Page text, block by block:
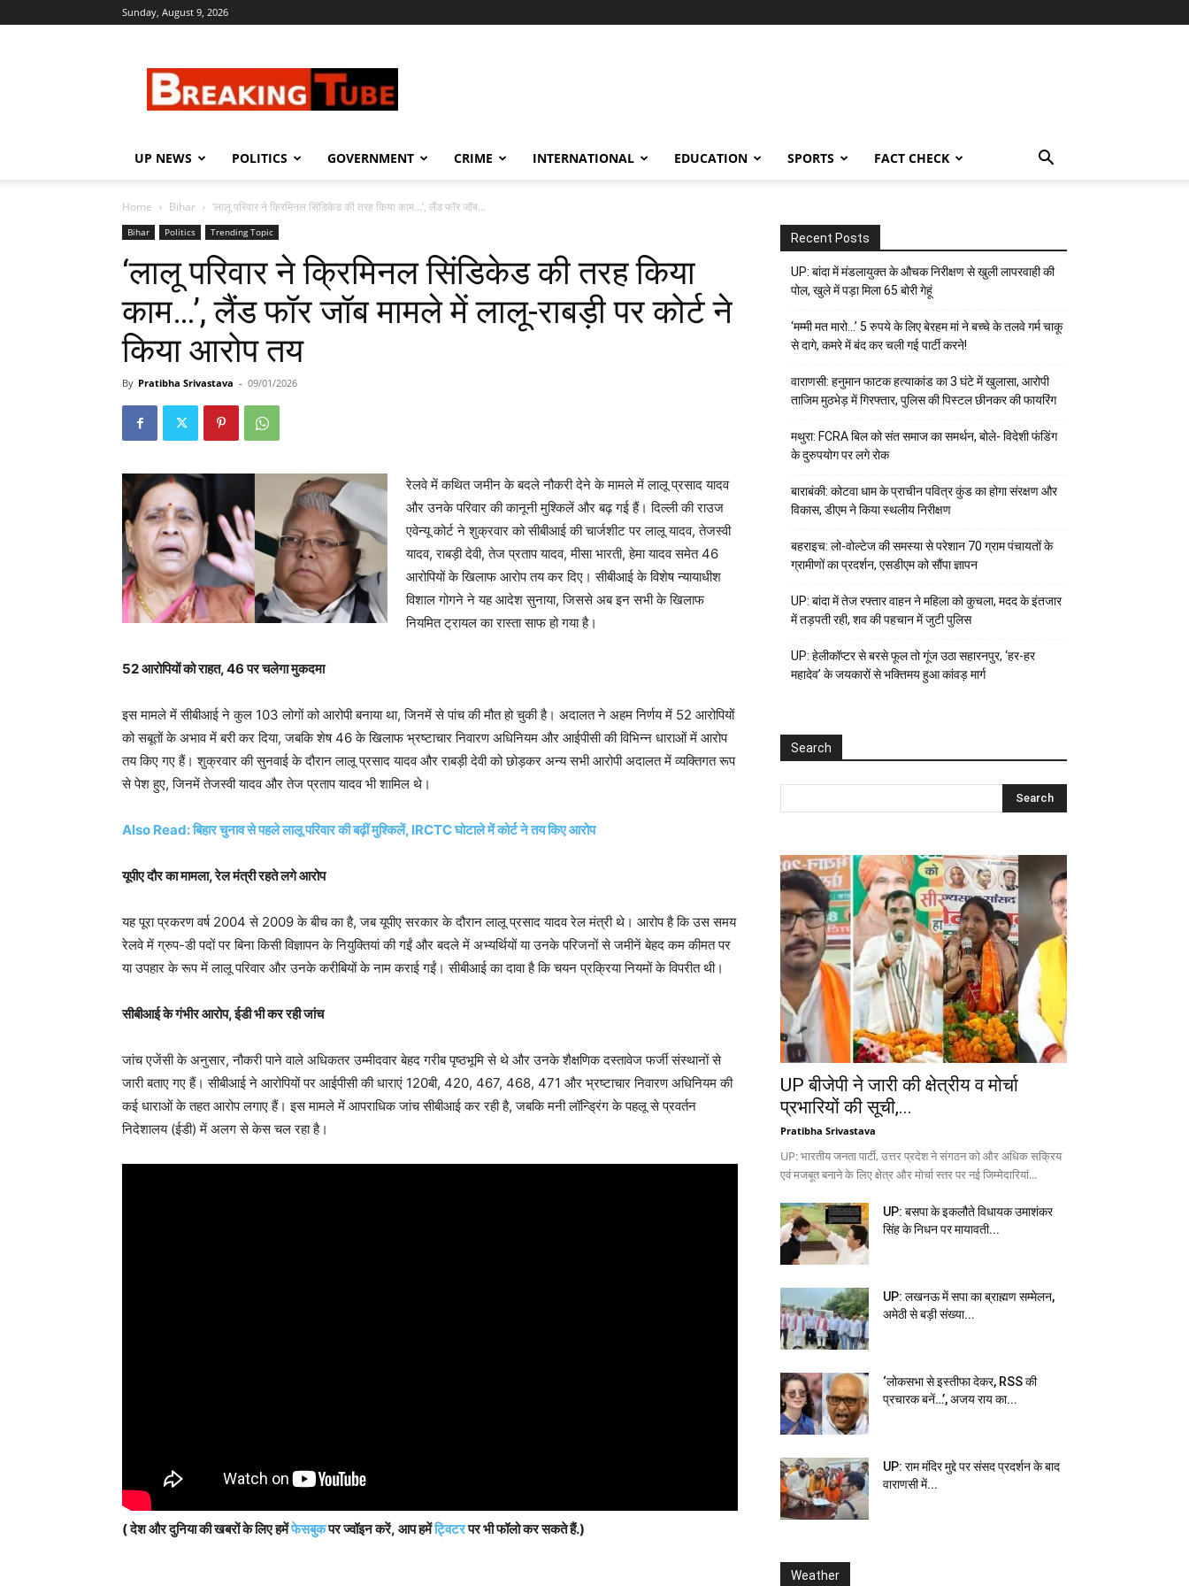
Sunday, August 9, 2026
UP NEWS POLITICS GOVERNMENT CRIME INTERNATIONAL EDUCATION SPORTS FACT CHECK
Home Bihar ‘लालू परिवार ने क्रिमिनल सिंडिकेड की तरह किया काम…’, लैंड फॉर जॉब...
Bihar Politics Trending Topic
‘लालू परिवार ने क्रिमिनल सिंडिकेड की तरह किया
काम…’, लैंड फॉर जॉब मामले में लालू-राबड़ी पर कोर्ट ने
किया आरोप तय
By Pratibha Srivastava - 09/01/2026
रेलवे में कथित जमीन के बदले नौकरी देने के मामले में लालू प्रसाद यादव
और उनके परिवार की कानूनी मुश्किलें और बढ़ गई हैं। दिल्ली की राउज
एवेन्यू कोर्ट ने शुक्रवार को सीबीआई की चार्जशीट पर लालू यादव, तेजस्वी
यादव, राबड़ी देवी, तेज प्रताप यादव, मीसा भारती, हेमा यादव समेत 46
आरोपियों के खिलाफ आरोप तय कर दिए। सीबीआई के विशेष न्यायाधीश
विशाल गोगने ने यह आदेश सुनाया, जिससे अब इन सभी के खिलाफ
नियमित ट्रायल का रास्ता साफ हो गया है।
52 आरोपियों को राहत, 46 पर चलेगा मुकदमा
इस मामले में सीबीआई ने कुल 103 लोगों को आरोपी बनाया था, जिनमें से पांच की मौत हो चुकी है। अदालत ने अहम निर्णय में 52 आरोपियों
को सबूतों के अभाव में बरी कर दिया, जबकि शेष 46 के खिलाफ भ्रष्टाचार निवारण अधिनियम और आईपीसी की विभिन्न धाराओं में आरोप
तय किए गए हैं। शुक्रवार की सुनवाई के दौरान लालू प्रसाद यादव और राबड़ी देवी को छोड़कर अन्य सभी आरोपी अदालत में व्यक्तिगत रूप
से पेश हुए, जिनमें तेजस्वी यादव और तेज प्रताप यादव भी शामिल थे।
Also Read: बिहार चुनाव से पहले लालू परिवार की बढ़ीं मुश्किलें, IRCTC घोटाले में कोर्ट ने तय किए आरोप
यूपीए दौर का मामला, रेल मंत्री रहते लगे आरोप
यह पूरा प्रकरण वर्ष 2004 से 2009 के बीच का है, जब यूपीए सरकार के दौरान लालू प्रसाद यादव रेल मंत्री थे। आरोप है कि उस समय
रेलवे में ग्रुप-डी पदों पर बिना किसी विज्ञापन के नियुक्तियां की गईं और बदले में अभ्यर्थियों या उनके परिजनों से जमीनें बेहद कम कीमत पर
या उपहार के रूप में लालू परिवार और उनके करीबियों के नाम कराई गईं। सीबीआई का दावा है कि चयन प्रक्रिया नियमों के विपरीत थी।
सीबीआई के गंभीर आरोप, ईडी भी कर रही जांच
जांच एजेंसी के अनुसार, नौकरी पाने वाले अधिकतर उम्मीदवार बेहद गरीब पृष्ठभूमि से थे और उनके शैक्षणिक दस्तावेज फर्जी संस्थानों से
जारी बताए गए हैं। सीबीआई ने आरोपियों पर आईपीसी की धाराएं 120बी, 420, 467, 468, 471 और भ्रष्टाचार निवारण अधिनियम की
कई धाराओं के तहत आरोप लगाए हैं। इस मामले में आपराधिक जांच सीबीआई कर रही है, जबकि मनी लॉन्ड्रिंग के पहलू से प्रवर्तन
निदेशालय (ईडी) में अलग से केस चल रहा है।
( देश और दुनिया की खबरों के लिए हमेंफेसबुकपर ज्वॉइन करें, आप हमेंट्विटरपर भी फॉलो कर सकते हैं.)
Recent Posts
UP: बांदा में मंडलायुक्त के औचक निरीक्षण से खुली लापरवाही की
पोल, खुले में पड़ा मिला 65 बोरी गेहूं
‘मम्मी मत मारो…’ 5 रुपये के लिए बेरहम मां ने बच्चे के तलवे गर्म चाकू
से दागे, कमरे में बंद कर चली गई पार्टी करने!
वाराणसी: हनुमान फाटक हत्याकांड का 3 घंटे में खुलासा, आरोपी
ताजिम मुठभेड़ में गिरफ्तार, पुलिस की पिस्टल छीनकर की फायरिंग
मथुरा: FCRA बिल को संत समाज का समर्थन, बोले- विदेशी फंडिंग
के दुरुपयोग पर लगे रोक
बाराबंकी: कोटवा धाम के प्राचीन पवित्र कुंड का होगा संरक्षण और
विकास, डीएम ने किया स्थलीय निरीक्षण
बहराइच: लो-वोल्टेज की समस्या से परेशान 70 ग्राम पंचायतों के
ग्रामीणों का प्रदर्शन, एसडीएम को सौंपा ज्ञापन
UP: बांदा में तेज रफ्तार वाहन ने महिला को कुचला, मदद के इंतजार
में तड़पती रही, शव की पहचान में जुटी पुलिस
UP: हेलीकॉप्टर से बरसे फूल तो गूंज उठा सहारनपुर, ‘हर-हर
महादेव’ के जयकारों से भक्तिमय हुआ कांवड़ मार्ग
Search
UP बीजेपी ने जारी की क्षेत्रीय व मोर्चा
प्रभारियों की सूची,...
Pratibha Srivastava
UP: भारतीय जनता पार्टी, उत्तर प्रदेश ने संगठन को और अधिक सक्रिय
एवं मजबूत बनाने के लिए क्षेत्र और मोर्चा स्तर पर नई जिम्मेदारियां...
UP: बसपा के इकलौते विधायक उमाशंकर
सिंह के निधन पर मायावती...
UP: लखनऊ में सपा का ब्राह्मण सम्मेलन,
अमेठी से बड़ी संख्या...
‘लोकसभा से इस्तीफा देकर, RSS की
प्रचारक बनें…’, अजय राय का...
UP: राम मंदिर मुद्दे पर संसद प्रदर्शन के बाद
वाराणसी में...
Weather